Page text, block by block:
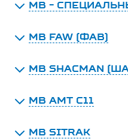
МВ -
МВ FAW (ФАВ)
МВ SHACMAN
МВ АМТ С11
МВ SITRAK